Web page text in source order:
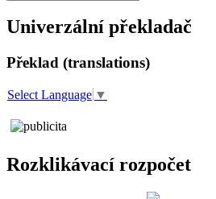
Univerzální překladač
Překlad (translations)
Select Language ▼
Rozklikávací rozpočet